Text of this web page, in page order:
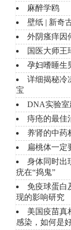
麻醉学鸥
壁纸 | 新奇
外阴瘙痒因
国医大师王
孕妇嗜睡生
详细揭秘冷
宝
DNA实验
痔疮的最佳
养肾的中药
扁桃体一定
身体同时出
疣在“捣鬼”
免疫球蛋白
现的影响研究
美国疫苗真
感染，如何是